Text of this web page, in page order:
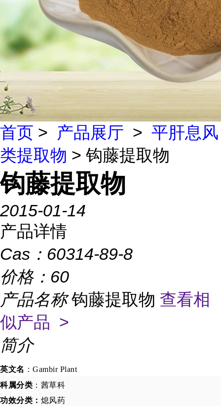
首页 > 产品展厅 > 平肝息风
类提取物 > 钩藤提取物
钩藤提取物
2015-01-14
产品详情
Cas： 60314-89-8
价格： 60
产品名称钩藤提取物 查看相
似产品 >
简介
英文名 ：Gambir Plant
科属分类 ：茜草科
功效分类： 熄风药